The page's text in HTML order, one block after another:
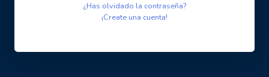
¿Has olvidado la contraseña?
¡Create una cuenta!